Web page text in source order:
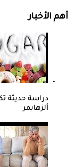
أهم الأخبار
دراسة حديثة
ألزهايمر